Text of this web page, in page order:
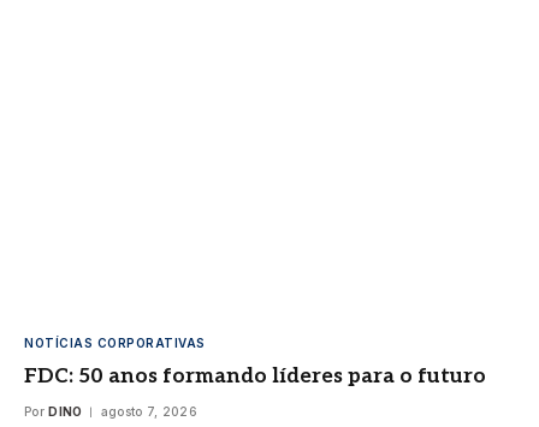
NOTÍCIAS CORPORATIVAS
FDC: 50 anos formando líderes para o futuro
Por DINO agosto 7, 2026